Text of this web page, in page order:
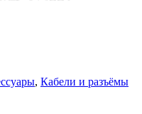
, Кабели и разъёмы